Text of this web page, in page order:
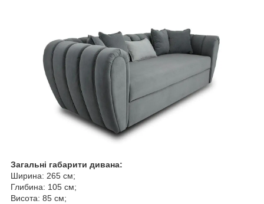
Загальні габарити дивана:
Ширина: 265 см;
Глибина: 105 см;
Висота: 85 см;